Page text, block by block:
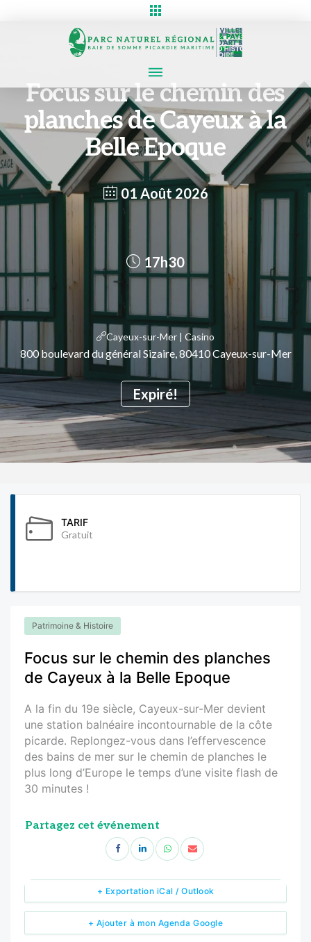
Focus sur le chemin des
planches de Cayeux à la
Belle Epoque
01 Août 2026
Expiré!
17h30
Cayeux-sur-Mer | Casino
800 boulevard du général Sizaire, 80410 Cayeux-sur-Mer
TARIF
Gratuit
Patrimoine & Histoire
Focus sur le chemin des planches
de Cayeux à la Belle Epoque
A la fin du 19e siècle, Cayeux-sur-Mer devient
une station balnéaire incontournable de la côte
picarde. Replongez-vous dans l’effervescence
des bains de mer sur le chemin de planches le
plus long d’Europe le temps d’une visite flash de
30 minutes !
Partagez cet événement
+ Ajouter à mon Agenda Google
+ Exportation iCal / Outlook